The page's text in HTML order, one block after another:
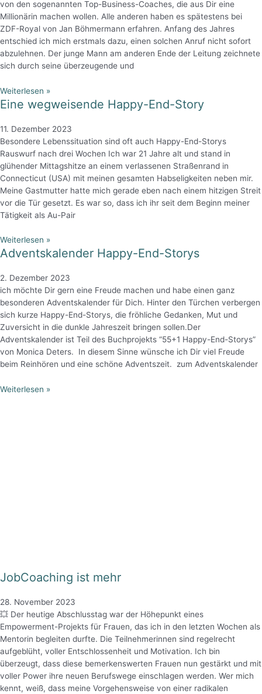
von den sogenannten Top-Business-Coaches, die aus Dir eine
Millionärin machen wollen. Alle anderen haben es spätestens bei
ZDF-Royal von Jan Böhmermann erfahren. Anfang des Jahres
entschied ich mich erstmals dazu, einen solchen Anruf nicht sofort
abzulehnen. Der junge Mann am anderen Ende der Leitung zeichnete
sich durch seine überzeugende und
Weiterlesen »
Eine wegweisende Happy-End-Story
11. Dezember 2023
Besondere Lebenssituation sind oft auch Happy-End-Storys
Rauswurf nach drei Wochen Ich war 21 Jahre alt und stand in
glühender Mittagshitze an einem verlassenen Straßenrand in
Connecticut (USA) mit meinen gesamten Habseligkeiten neben mir.
Meine Gastmutter hatte mich gerade eben nach einem hitzigen Streit
vor die Tür gesetzt. Es war so, dass ich ihr seit dem Beginn meiner
Tätigkeit als Au-Pair
Weiterlesen »
Adventskalender Happy-End-Storys
2. Dezember 2023
ich möchte Dir gern eine Freude machen und habe einen ganz
besonderen Adventskalender für Dich. Hinter den Türchen verbergen
sich kurze Happy-End-Storys, die fröhliche Gedanken, Mut und
Zuversicht in die dunkle Jahreszeit bringen sollen.Der
Adventskalender ist Teil des Buchprojekts “55+1 Happy-End-Storys”
von Monica Deters. In diesem Sinne wünsche ich Dir viel Freude
beim Reinhören und eine schöne Adventszeit. zum Adventskalender
Weiterlesen »
JobCoaching ist mehr
28. November 2023
💥 Der heutige Abschlusstag war der Höhepunkt eines
Empowerment-Projekts für Frauen, das ich in den letzten Wochen als
Mentorin begleiten durfte. Die Teilnehmerinnen sind regelrecht
aufgeblüht, voller Entschlossenheit und Motivation. Ich bin
überzeugt, dass diese bemerkenswerten Frauen nun gestärkt und mit
voller Power ihre neuen Berufswege einschlagen werden. Wer mich
kennt, weiß, dass meine Vorgehensweise von einer radikalen